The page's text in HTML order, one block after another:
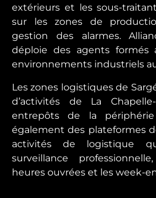
extérieurs et les sous-
sur les zones de
gestion des alarmes.
déploie des agents formés
environnements industriels
Les zones logistiques de
d’activités de La
entrepôts de la
également des plateformes
activités de logistique
surveillance
heures ouvrées et les week-